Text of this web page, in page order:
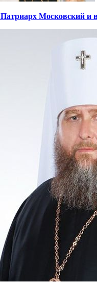
Патриарх Московский и